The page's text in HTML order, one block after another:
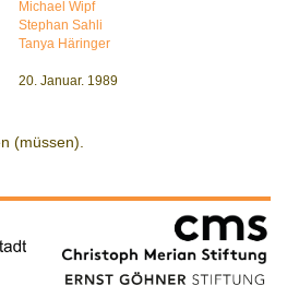
Michael Wipf
Stephan Sahli
Tanya Häringer
20. Januar. 1989
(müssen).